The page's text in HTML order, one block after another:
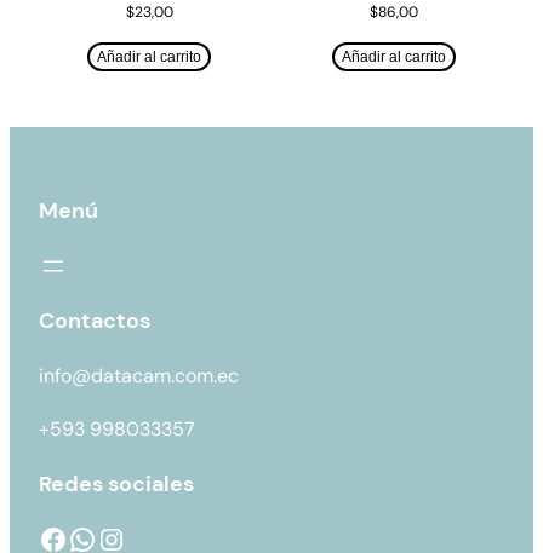
$23,00
Añadir al carrito
$86,00
Añadir al carrito
Menú
Contactos
info@datacam.com.ec
+593 998033357
Redes sociales